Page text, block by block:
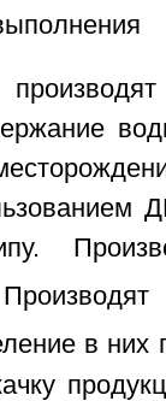
в них